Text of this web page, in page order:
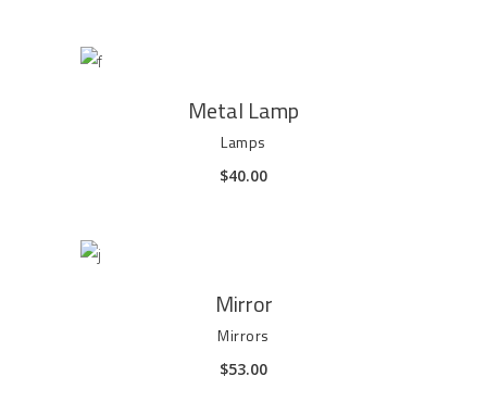
AGGIUNGI AL CARRELLO
Metal Lamp
Lamps
$40.00
AGGIUNGI AL CARRELLO
Mirror
Mirrors
$53.00